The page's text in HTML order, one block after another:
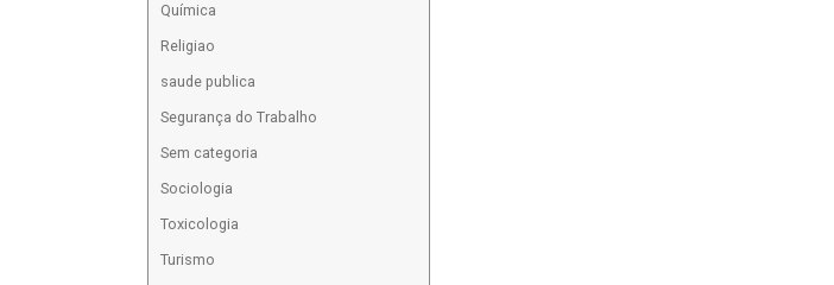
Química
Religiao
saude publica
Segurança do Trabalho
Sem categoria
Sociologia
Toxicologia
Turismo